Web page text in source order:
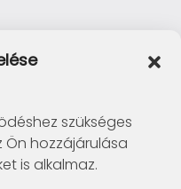
szükséges
Ön hozzájárulása
is alkalmaz.
Királyné útja 29/b.